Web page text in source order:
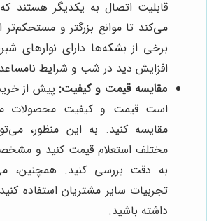
قابلیت اتصال به یکدیگر هستند
می‌کند تا موانع بزرگتر و
برخی از بشکه‌ها دارای نوارهای
افزایش دید در شب و شرایط
مقایسه قیمت و کیفیت: پیش از
است قیمت و کیفیت محصولات
مقایسه کنید. به این منظور،
مختلف استعلام قیمت کنید و
به دقت بررسی کنید. همچنین،
تجربیات سایر مشتریان استفاده
داشته باشید.